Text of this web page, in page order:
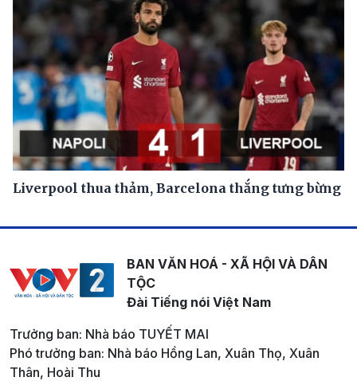
Liverpool thua thảm, Barcelona thắng tưng bừng
BAN VĂN HOÁ - XÃ HỘI VÀ DÂN
TỘC
Đài Tiếng nói Việt Nam
Trưởng ban: Nhà báo TUYẾT MAI
Phó trưởng ban: Nhà báo Hồng Lan, Xuân Thọ, Xuân
Thân, Hoài Thu